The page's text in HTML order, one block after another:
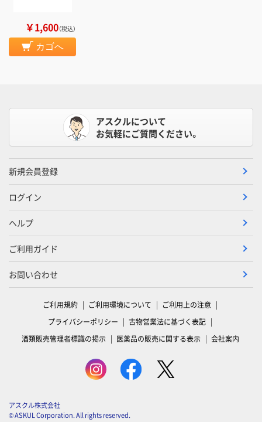
￥1,600（税込）
カゴへ
アスクルについて
お気軽にご質問ください。
新規会員登録
ログイン
ヘルプ
ご利用ガイド
お問い合わせ
ご利用規約 ご利用環境について
ご利用上の注意
プライバシーポリシー
古物営業法に基づく表記
酒類販売管理者標識の掲示
医薬品の販売に関する表示 会社案内
アスクル株式会社
© ASKUL Corporation. All rights reserved.